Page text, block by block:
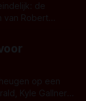
de
van Robert
keer is (kon
op een
Kyle Gallner